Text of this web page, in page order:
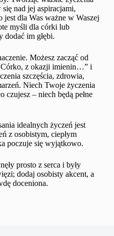
nad jej aspiracjami,
jest dla Was ważne w Waszej
myśli dla córki lub
dodać im głębi.
Możesz zacząć od
Córko, z okazji imienin…” i
szczęścia, zdrowia,
Niech Twoje życzenia
czujesz – niech będą pełne
idealnych życzeń jest
z osobistym, ciepłym
poczuje się wyjątkowo.
prosto z serca i były
dodaj osobisty akcent, a
doceniona.